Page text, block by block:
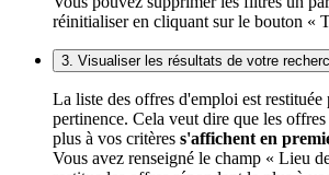
réinitialiser en cliquant sur le bouton «
3. Visualiser les résultats de votre
La liste des offres d'emploi est restituée
pertinence. Cela veut dire que les
plus à vos critères s'affichent en
Vous avez renseigné le champ « Lieu